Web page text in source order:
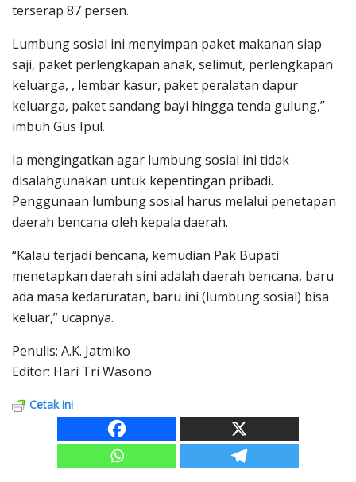
terserap 87 persen.
Lumbung sosial ini menyimpan paket makanan siap
saji, paket perlengkapan anak, selimut, perlengkapan
keluarga, , lembar kasur, paket peralatan dapur
keluarga, paket sandang bayi hingga tenda gulung,”
imbuh Gus Ipul.
Ia mengingatkan agar lumbung sosial ini tidak
disalahgunakan untuk kepentingan pribadi.
Penggunaan lumbung sosial harus melalui penetapan
daerah bencana oleh kepala daerah.
“Kalau terjadi bencana, kemudian Pak Bupati
menetapkan daerah sini adalah daerah bencana, baru
ada masa kedaruratan, baru ini (lumbung sosial) bisa
keluar,” ucapnya.
Penulis: A.K. Jatmiko
Editor: Hari Tri Wasono
Cetak ini